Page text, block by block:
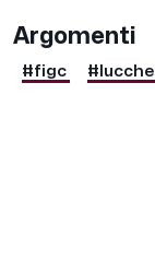
Argomenti
#figc